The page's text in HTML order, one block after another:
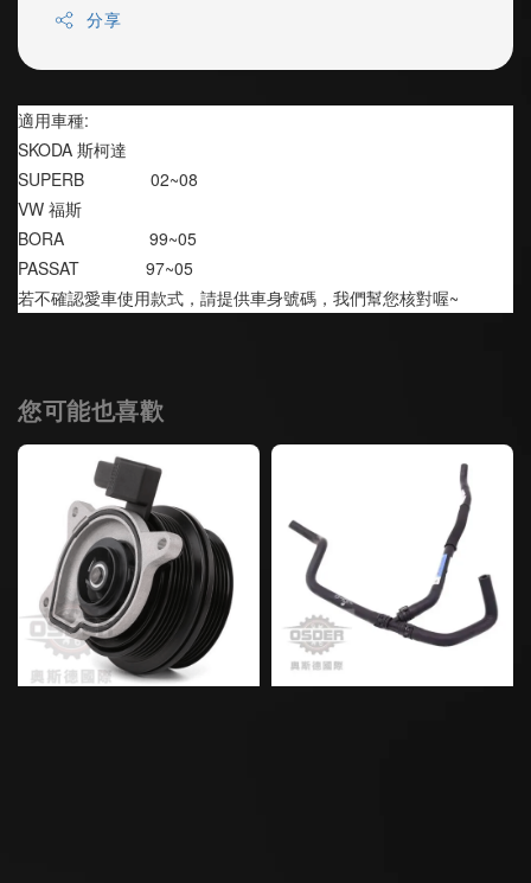
分享
適用車種:
SKODA 斯柯達
SUPERB              02~08
VW 福斯
BORA                  99~05
PASSAT              97~05
若不確認愛車使用款式，請提供車身號碼，我們幫您核對喔~
您可能也喜歡